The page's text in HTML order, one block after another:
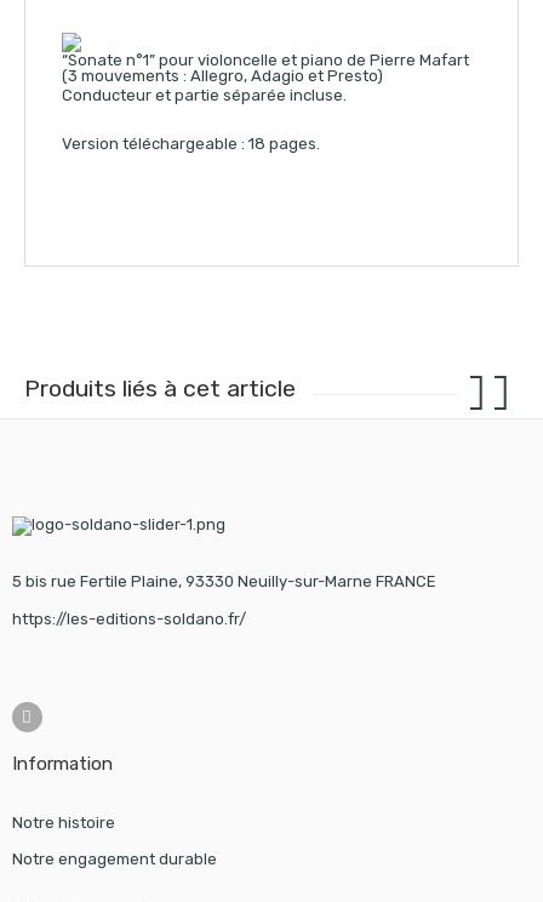
“Sonate n°1” pour violoncelle et piano de Pierre Mafart
(3 mouvements : Allegro, Adagio et Presto)
Conducteur et partie séparée incluse.
Version téléchargeable : 18 pages.
Produits liés à cet article
5 bis rue Fertile Plaine, 93330 Neuilly-sur-Marne FRANCE
https://les-editions-soldano.fr/
Information
Notre histoire
Notre engagement durable